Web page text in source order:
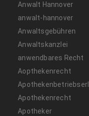
Anwalt Hannover
anwalt-hannover
Anwaltsgebühren
Anwaltskanzlei
anwendbares Recht
Aopthekenrecht
Apothekenrecht
Apotheker